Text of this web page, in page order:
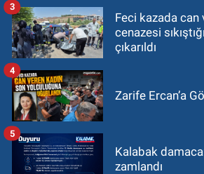
Feci kazada can
cenazesi
çıkarıldı
3
Zarife Ercan’a
4
Kalabak
zamlandı
5